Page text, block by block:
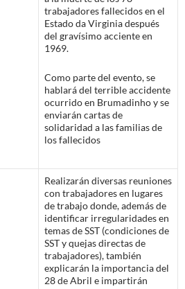
trabajadores fallecidos en el
Estado da Virginia después
del gravísimo acciente en
1969.
Como parte del evento, se
hablará del terrible accidente
ocurrido en Brumadinho y se
enviarán cartas de
solidaridad a las familias de
los fallecidos
Realizarán diversas reuniones
con trabajadores en lugares
de trabajo donde, además de
identificar irregularidades en
temas de SST (condiciones de
SST y quejas directas de
trabajadores), también
explicarán la importancia del
28 de Abril e impartirán